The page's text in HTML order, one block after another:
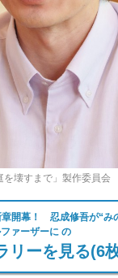
を壊すまで」製作委員会
開幕！ 忍成修吾が“み
ァーザーに の
リーを見る(6